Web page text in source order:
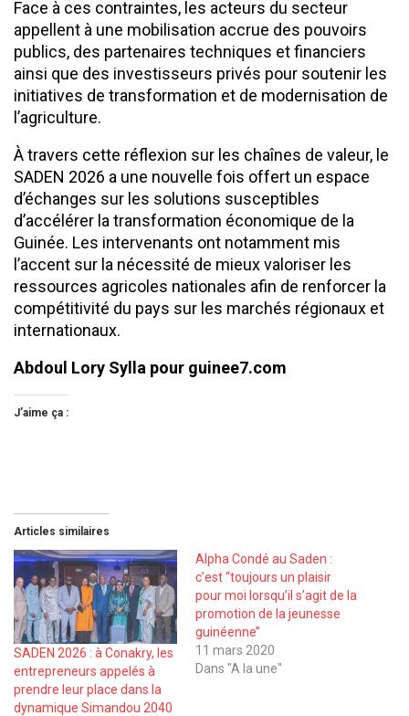
Face à ces contraintes, les acteurs du secteur
appellent à une mobilisation accrue des pouvoirs
publics, des partenaires techniques et financiers
ainsi que des investisseurs privés pour soutenir les
initiatives de transformation et de modernisation de
l’agriculture.
À travers cette réflexion sur les chaînes de valeur, le
SADEN 2026 a une nouvelle fois offert un espace
d’échanges sur les solutions susceptibles
d’accélérer la transformation économique de la
Guinée. Les intervenants ont notamment mis
l’accent sur la nécessité de mieux valoriser les
ressources agricoles nationales afin de renforcer la
compétitivité du pays sur les marchés régionaux et
internationaux.
Abdoul Lory Sylla pour guinee7.com
J’aime ça :
Articles similaires
SADEN 2026 : à Conakry, les
entrepreneurs appelés à
prendre leur place dans la
dynamique Simandou 2040
Alpha Condé au Saden :
c’est ‘‘toujours un plaisir
pour moi lorsqu’il s’agit de la
promotion de la jeunesse
guinéenne’’
11 mars 2020
Dans "A la une"